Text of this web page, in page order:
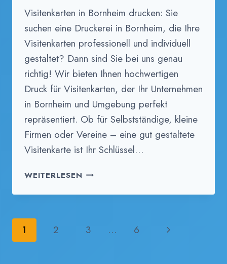
Visitenkarten in Bornheim drucken: Sie
suchen eine Druckerei in Bornheim, die Ihre
Visitenkarten professionell und individuell
gestaltet? Dann sind Sie bei uns genau
richtig! Wir bieten Ihnen hochwertigen
Druck für Visitenkarten, der Ihr Unternehmen
in Bornheim und Umgebung perfekt
repräsentiert. Ob für Selbstständige, kleine
Firmen oder Vereine – eine gut gestaltete
Visitenkarte ist Ihr Schlüssel…
WEITERLESEN VISITENKARTEN
BORNHEIM
QUALITÄT,
Seitennavigation
1 2 3 … 6
Nächste